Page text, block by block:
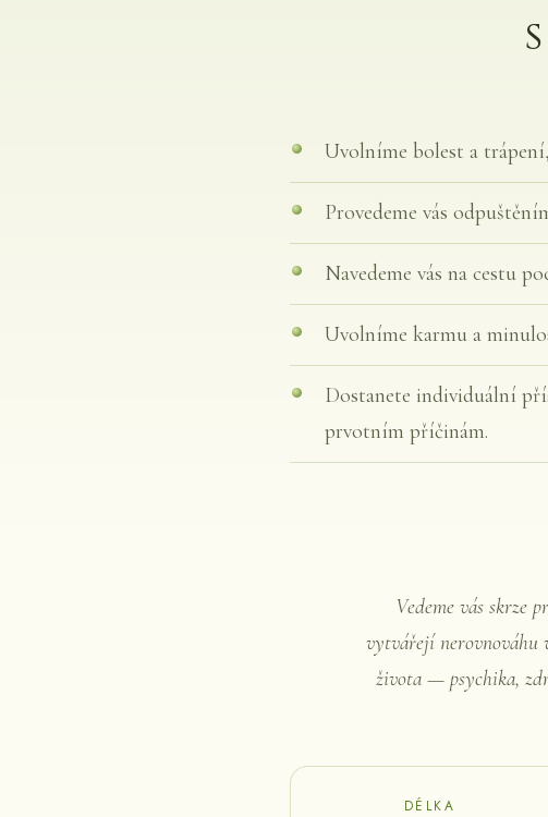
Uvolníme bolest a
Provedeme vás
Navedeme vás na cestu
Uvolníme karmu a
Dostanete individuální
prvotním příčinám.
Vedeme vás skrze
vytvářejí nerovnováhu
života — psychika,
DÉLKA